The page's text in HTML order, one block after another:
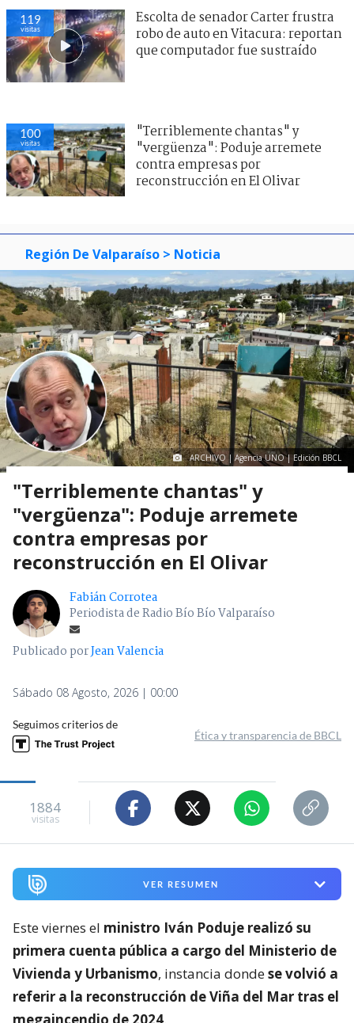
119
visitas
Escolta de senador Carter frustra
robo de auto en Vitacura: reportan
que computador fue sustraído
100
visitas
"Terriblemente chantas" y
"vergüenza": Poduje arremete
contra empresas por
reconstrucción en El Olivar
Región De Valparaíso > Noticia
ARCHIVO | Agencia UNO | Edición BBCL
"Terriblemente chantas" y
"vergüenza": Poduje arremete
contra empresas por
reconstrucción en El Olivar
Fabián Corrotea
Periodista de Radio Bío Bío Valparaíso
Publicado porJean Valencia
Sábado 08 Agosto, 2026 | 00:00
Seguimos criterios de
Ética y transparencia de BBCL
1884
visitas
VER RESUMEN
Este viernes el ministro Iván Poduje realizó su
primera cuenta pública a cargo del Ministerio de
Vivienda y Urbanismo, instancia dondese volvió a
referir a la reconstrucción de Viña del Mar tras el